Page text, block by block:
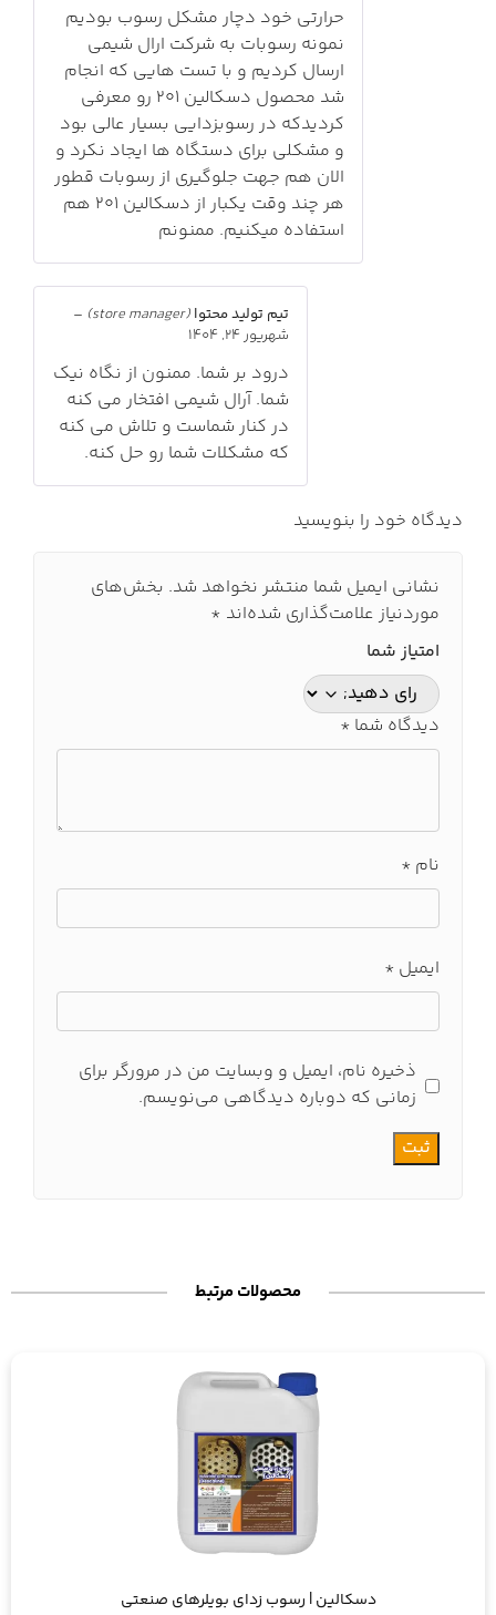
حرارتی خود دچار مشکل رسوب بودیم
نمونه رسوبات به شرکت ارال شیمی
ارسال کردیم و با تست هایی که انجام
شد محصول دسکالین 201 رو معرفی
کردیدکه در رسوبزدایی بسیار عالی بود
و مشکلی برای دستگاه ها ایجاد نکرد و
الان هم جهت جلوگیری از رسوبات قطور
هر چند وقت یکبار از دسکالین 201 هم
استفاده میکنیم. ممنونم
تیم تولید محتوا (store manager)
–
شهریور 24, 1404
درود بر شما. ممنون از نگاه نیک
شما. آرال شیمی افتخار می کنه
در کنار شماست و تلاش می کنه
که مشکلات شما رو حل کنه.
دیدگاه خود را بنویسید
نشانی ایمیل شما منتشر نخواهد شد. بخش‌های
موردنیاز علامت‌گذاری شده‌اند *
امتیاز شما
دیدگاه شما *
نام *
ایمیل *
ذخیره نام، ایمیل و وبسایت من در مرورگر برای
زمانی که دوباره دیدگاهی می‌نویسم.
محصولات مرتبط
دسکالین | رسوب زدای بویلرهای صنعتی